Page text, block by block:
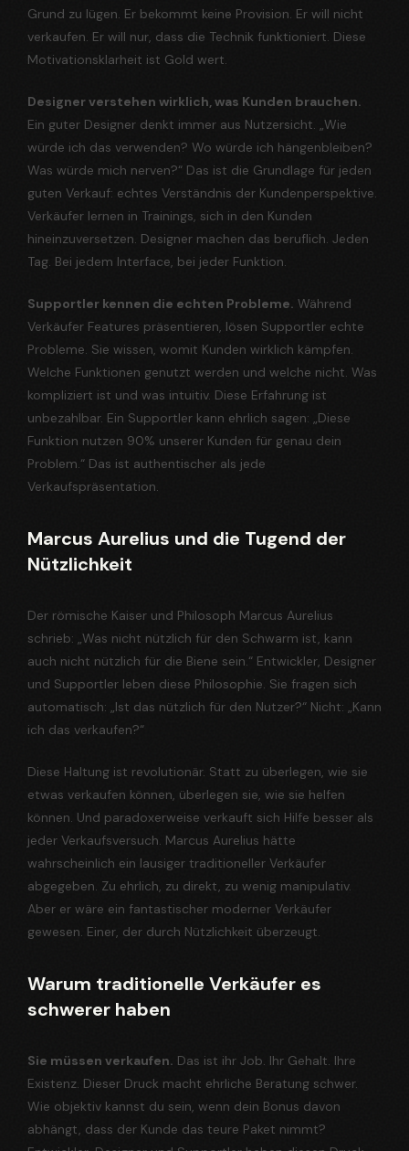
Grund zu lügen. Er bekommt keine Provision. Er will nicht
verkaufen. Er will nur, dass die Technik funktioniert. Diese
Motivationsklarheit ist Gold wert.
Designer verstehen wirklich, was Kunden brauchen.
Ein guter Designer denkt immer aus Nutzersicht. „Wie
würde ich das verwenden? Wo würde ich hängenbleiben?
Was würde mich nerven?“ Das ist die Grundlage für jeden
guten Verkauf: echtes Verständnis der Kundenperspektive.
Verkäufer lernen in Trainings, sich in den Kunden
hineinzuversetzen. Designer machen das beruflich. Jeden
Tag. Bei jedem Interface, bei jeder Funktion.
Supportler kennen die echten Probleme. Während
Verkäufer Features präsentieren, lösen Supportler echte
Probleme. Sie wissen, womit Kunden wirklich kämpfen.
Welche Funktionen genutzt werden und welche nicht. Was
kompliziert ist und was intuitiv. Diese Erfahrung ist
unbezahlbar. Ein Supportler kann ehrlich sagen: „Diese
Funktion nutzen 90% unserer Kunden für genau dein
Problem.“ Das ist authentischer als jede
Verkaufspräsentation.
Marcus Aurelius und die Tugend der
Nützlichkeit
Der römische Kaiser und Philosoph Marcus Aurelius
schrieb: „Was nicht nützlich für den Schwarm ist, kann
auch nicht nützlich für die Biene sein.“ Entwickler, Designer
und Supportler leben diese Philosophie. Sie fragen sich
automatisch: „Ist das nützlich für den Nutzer?“ Nicht: „Kann
ich das verkaufen?“
Diese Haltung ist revolutionär. Statt zu überlegen, wie sie
etwas verkaufen können, überlegen sie, wie sie helfen
können. Und paradoxerweise verkauft sich Hilfe besser als
jeder Verkaufsversuch. Marcus Aurelius hätte
wahrscheinlich ein lausiger traditioneller Verkäufer
abgegeben. Zu ehrlich, zu direkt, zu wenig manipulativ.
Aber er wäre ein fantastischer moderner Verkäufer
gewesen. Einer, der durch Nützlichkeit überzeugt.
Warum traditionelle Verkäufer es
schwerer haben
Sie müssen verkaufen. Das ist ihr Job. Ihr Gehalt. Ihre
Existenz. Dieser Druck macht ehrliche Beratung schwer.
Wie objektiv kannst du sein, wenn dein Bonus davon
abhängt, dass der Kunde das teure Paket nimmt?